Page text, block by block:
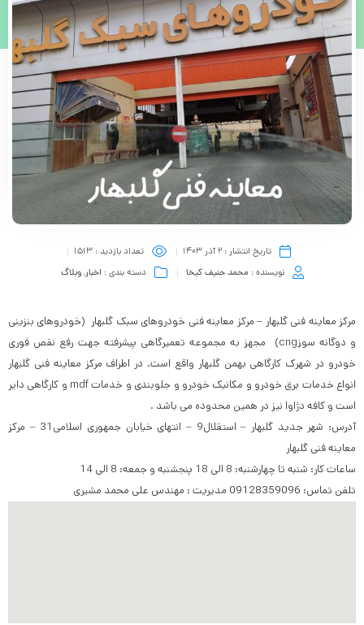
تاریخ انتشار :2 آذر 1403 تعداد بازدید :1513
نویسنده : محمد حنیف کیخا دسته بندی : اخبار,وبلاگ
مرکز معاینه فنی گلبهار – مرکز معاینه فنی خودروهای سبک گلبهار (خودروهای بنزینی
و دوگانه سوزcng) مجهز به مجموعه تعمیرگاهی پیشرفته جهت رفع نقص فوری
خودرو در شهرک کارگاهی بهمن گلبهار واقع است. در اطراف مرکز معاینه فنی گلبهار
انواع خدمات برق خودرو و مکانیک خودرو و جلوبندی و خدمات mdf و کارگاهی دایر
است و کافه دژاوا نیز در همین محدوده می باشد .
آدرس: شهر جدید گلبهار – استقلال9 – انتهای خیابان جمهوری اسلامی31 – مرکز
معاینه فنی گلبهار
ساعات کار: شنبه تا چهارشنبه: 8 الی 18 پنجشنبه و جمعه: 8 الی 14
تلفن تماس: 09128359096 مدیریت : مهندس علی محمد مشیری